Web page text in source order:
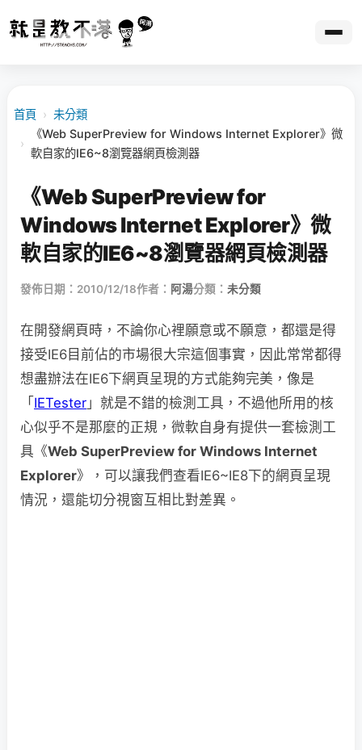
首頁 › 未分類
›
《Web SuperPreview for Windows Internet Explorer》微
軟自家的IE6~8瀏覽器網頁檢測器
《Web SuperPreview for
Windows Internet Explorer》微
軟自家的IE6~8瀏覽器網頁檢測器
發佈日期：2010/12/18作者： 阿湯分類： 未分類
在開發網頁時，不論你心裡願意或不願意，都還是得
接受IE6目前佔的市場很大宗這個事實，因此常常都得
想盡辦法在IE6下網頁呈現的方式能夠完美，像是
「 IETester 」就是不錯的檢測工具，不過他所用的核
心似乎不是那麼的正規，微軟自身有提供一套檢測工
具《Web SuperPreview for Windows Internet
Explorer》，可以讓我們查看IE6~IE8下的網頁呈現
情況，還能切分視窗互相比對差異。